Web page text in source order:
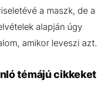
a maszk, de a
alapján úgy
amikor leveszi azt.
témájú cikkeket